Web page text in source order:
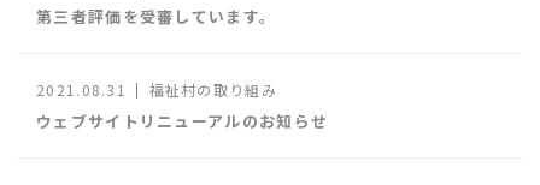
第三者評価を受審しています。
2021.08.31 福祉村の取り組み
ウェブサイトリニューアルのお知らせ